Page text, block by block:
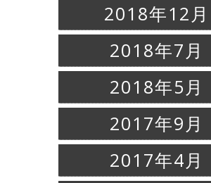
2018年12月
2018年7月
2018年5月
2017年9月
2017年4月